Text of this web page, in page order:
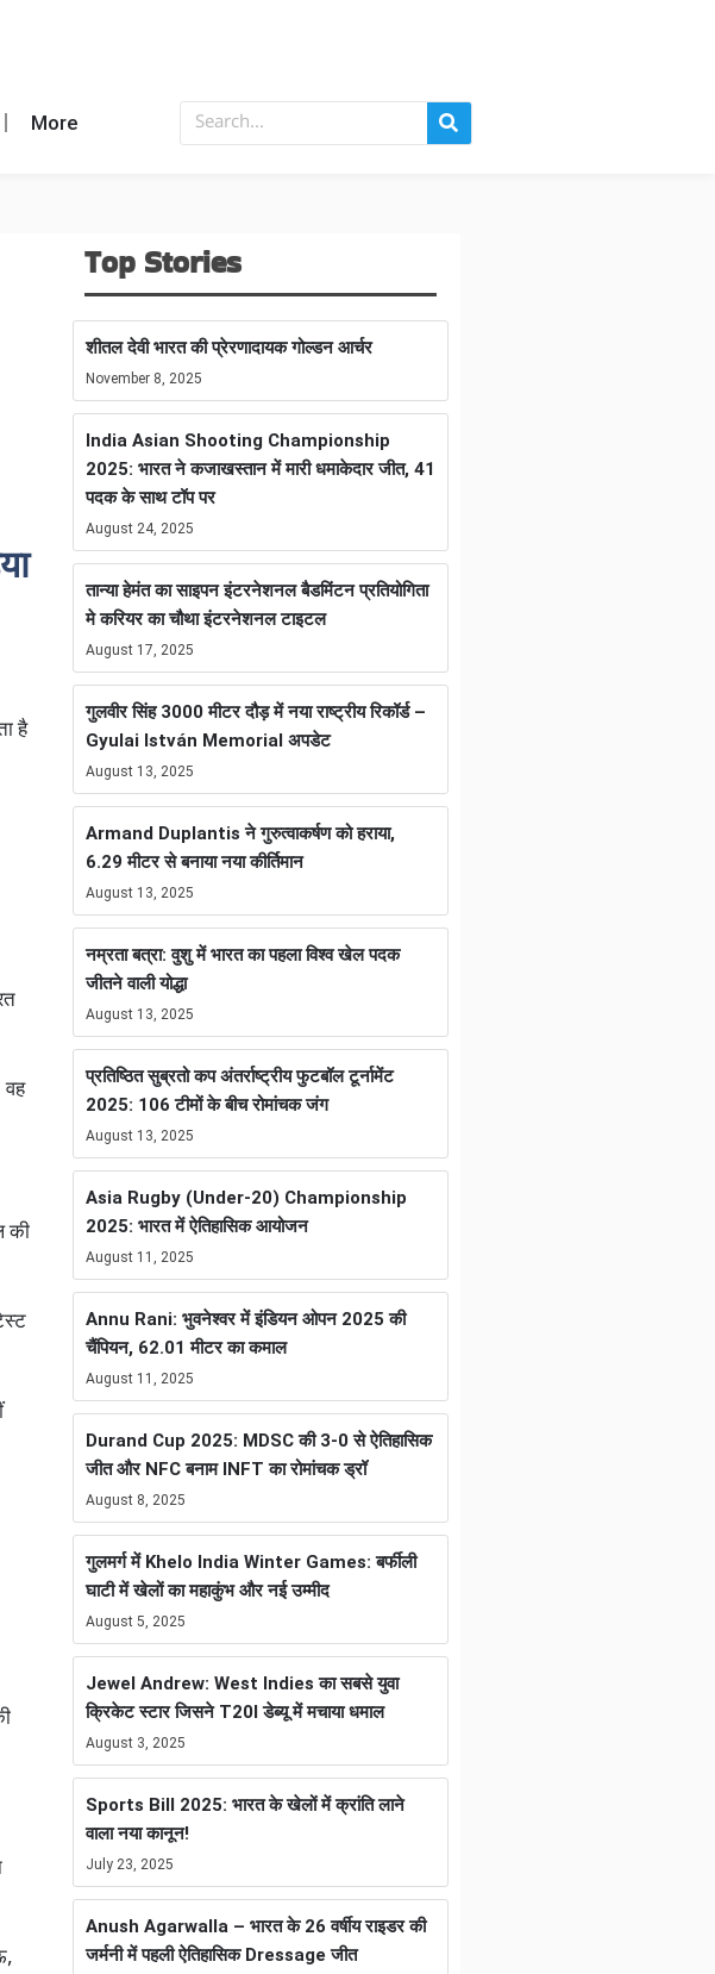
More
है
की
Top Stories
शीतल देवी भारत की प्रेरणादायक गोल्डन आर्चर
November 8, 2025
India Asian Shooting Championship
2025: भारत ने कजाखस्तान में मारी धमाकेदार जीत, 41
पदक के साथ टॉप पर
August 24, 2025
तान्या हेमंत का साइपन इंटरनेशनल बैडमिंटन प्रतियोगिता
मे करियर का चौथा इंटरनेशनल टाइटल
August 17, 2025
गुलवीर सिंह 3000 मीटर दौड़ में नया राष्ट्रीय रिकॉर्ड –
Gyulai István Memorial अपडेट
August 13, 2025
Armand Duplantis ने गुरुत्वाकर्षण को हराया,
6.29 मीटर से बनाया नया कीर्तिमान
August 13, 2025
नम्रता बत्रा: वुशु में भारत का पहला विश्व खेल पदक
जीतने वाली योद्धा
August 13, 2025
प्रतिष्ठित सुब्रतो कप अंतर्राष्ट्रीय फुटबॉल टूर्नामेंट
2025: 106 टीमों के बीच रोमांचक जंग
August 13, 2025
Asia Rugby (Under-20) Championship
2025: भारत में ऐतिहासिक आयोजन
August 11, 2025
Annu Rani: भुवनेश्वर में इंडियन ओपन 2025 की
चैंपियन, 62.01 मीटर का कमाल
August 11, 2025
Durand Cup 2025: MDSC की 3-0 से ऐतिहासिक
जीत और NFC बनाम INFT का रोमांचक ड्रॉ
August 8, 2025
गुलमर्ग में Khelo India Winter Games: बर्फीली
घाटी में खेलों का महाकुंभ और नई उम्मीद
August 5, 2025
Jewel Andrew: West Indies का सबसे युवा
क्रिकेट स्टार जिसने T20I डेब्यू में मचाया धमाल
August 3, 2025
Sports Bill 2025: भारत के खेलों में क्रांति लाने
वाला नया कानून!
July 23, 2025
Anush Agarwalla – भारत के 26 वर्षीय राइडर की
जर्मनी में पहली ऐतिहासिक Dressage जीत